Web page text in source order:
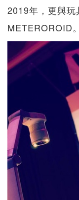
2019年，更與玩
METEROROID。